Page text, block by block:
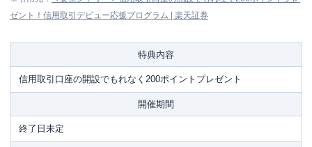
ゼント！信用取引デビュー応援プログラム | 楽天証券
特典内容
信用取引口座の開設でもれなく200ポイントプレゼント
開催期間
終了日未定